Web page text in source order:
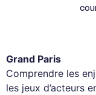
Grand Paris
Comprendre les
les jeux d’acteurs